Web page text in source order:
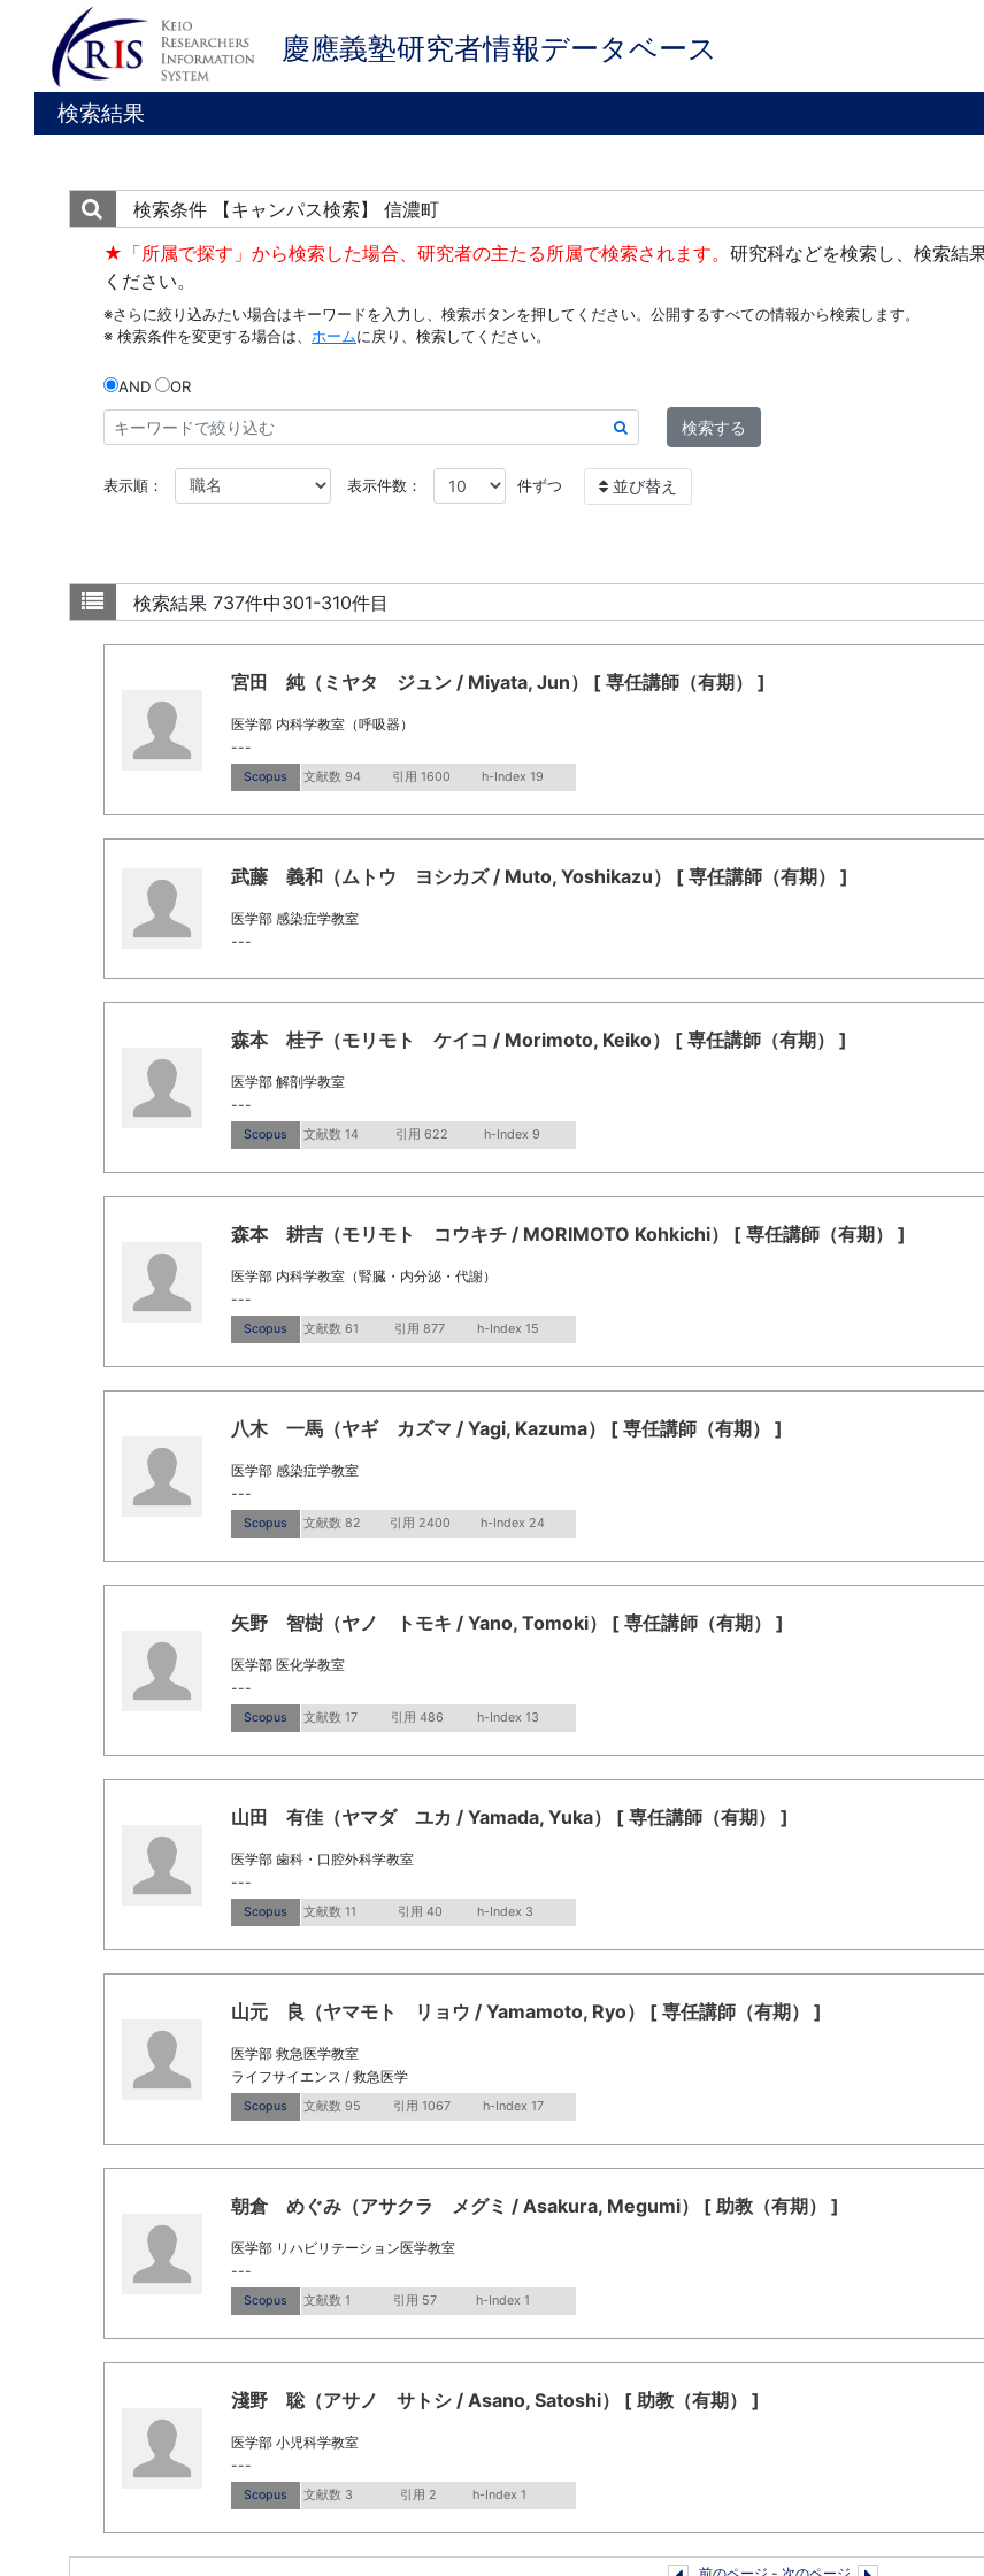
慶應義塾研究者情報データベース
検索結果
検索条件
【キャンパス検索】 信濃町
★「所属で探す」から検索した場合、研究者の主たる所属で検索されます。 研究科などを検索し、検索結
ください。
※さらに絞り込みたい場合はキーワードを入力し、検索ボタンを押してください。公開するすべての情報から検索します。
※ 検索条件を変更する場合は、 ホームに戻り、検索してください。
AND OR
検索する
表示順： 表示件数： 件ずつ 並び替え
検索結果 737件中301-310件目
宮田 純（ミヤタ ジュン / Miyata, Jun） [ 専任講師（有期） ]
医学部 内科学教室（呼吸器）
---
Scopus 文献数 94 引用 1600 h-Index 19
武藤 義和（ムトウ ヨシカズ / Muto, Yoshikazu） [ 専任講師（有期） ]
医学部 感染症学教室
---
森本 桂子（モリモト ケイコ / Morimoto, Keiko） [ 専任講師（有期） ]
医学部 解剖学教室
---
Scopus 文献数 14 引用 622 h-Index 9
森本 耕吉（モリモト コウキチ / MORIMOTO Kohkichi） [ 専任講師（有期） ]
医学部 内科学教室（腎臓・内分泌・代謝）
---
Scopus 文献数 61 引用 877 h-Index 15
八木 一馬（ヤギ カズマ / Yagi, Kazuma） [ 専任講師（有期） ]
医学部 感染症学教室
---
Scopus 文献数 82 引用 2400 h-Index 24
矢野 智樹（ヤノ トモキ / Yano, Tomoki） [ 専任講師（有期） ]
医学部 医化学教室
---
Scopus 文献数 17 引用 486 h-Index 13
山田 有佳（ヤマダ ユカ / Yamada, Yuka） [ 専任講師（有期） ]
医学部 歯科・口腔外科学教室
---
Scopus 文献数 11 引用 40 h-Index 3
山元 良（ヤマモト リョウ / Yamamoto, Ryo） [ 専任講師（有期） ]
医学部 救急医学教室
ライフサイエンス / 救急医学
Scopus 文献数 95 引用 1067 h-Index 17
朝倉 めぐみ（アサクラ メグミ / Asakura, Megumi） [ 助教（有期） ]
医学部 リハビリテーション医学教室
---
Scopus 文献数 1 引用 57 h-Index 1
淺野 聡（アサノ サトシ / Asano, Satoshi） [ 助教（有期） ]
医学部 小児科学教室
---
Scopus 文献数 3 引用 2 h-Index 1